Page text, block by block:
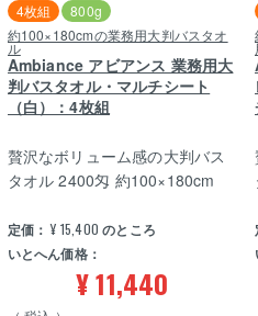
約100×180cmの業務用大判バスタオ
ル
Ambiance アビアンス 業務用大
判バスタオル・マルチシート
（白）：4枚組
4枚組 800g
定価： ¥ 15,400 のところ
いとへん価格：
¥11,440
贅沢なボリューム感の大判バス
タオル 2400匁 約100×180cm